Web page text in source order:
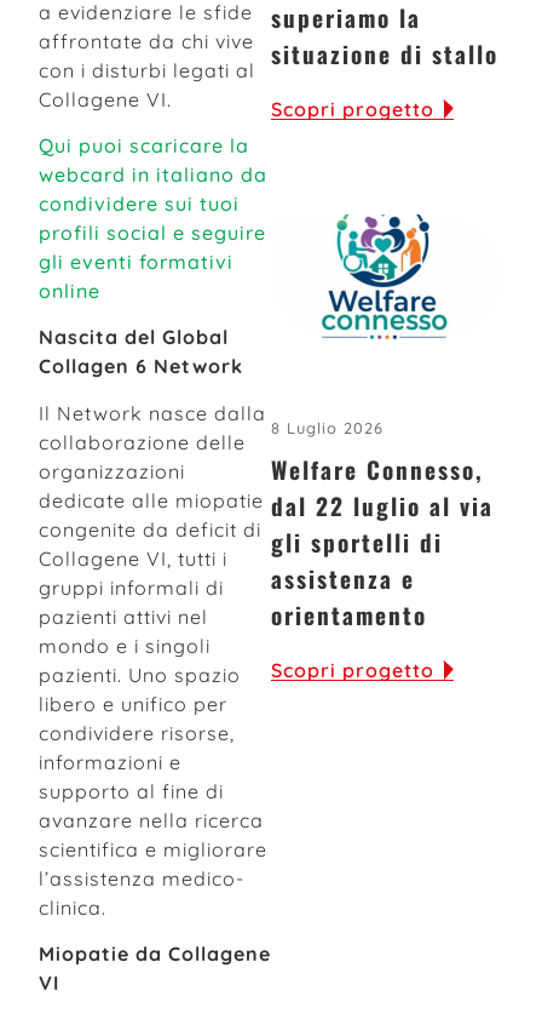
a evidenziare le sfide
affrontate da chi vive
con i disturbi legati al
Collagene VI.
Qui puoi scaricare la
webcard in italiano da
condividere sui tuoi
profili social e seguire
gli eventi formativi
online
Nascita del Global
Collagen 6 Network
Il Network nasce dalla
collaborazione delle
organizzazioni
dedicate alle miopatie
congenite da deficit di
Collagene VI, tutti i
gruppi informali di
pazienti attivi nel
mondo e i singoli
pazienti. Uno spazio
libero e unifico per
condividere risorse,
informazioni e
supporto al fine di
avanzare nella ricerca
scientifica e migliorare
l’assistenza medico-
clinica.
Miopatie da Collagene
VI
superiamo la
situazione di stallo
Scopri progetto
8 Luglio 2026
Welfare Connesso,
dal 22 luglio al via
gli sportelli di
assistenza e
orientamento
Scopri progetto